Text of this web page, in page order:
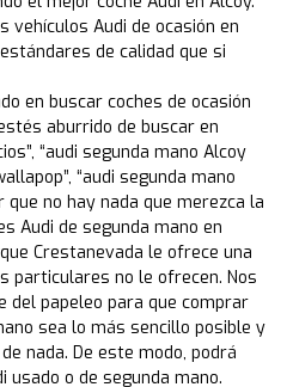
vehículos Audi de ocasión en
de calidad que si
en buscar coches de ocasión
aburrido de buscar en
“audi segunda mano Alcoy
“audi segunda mano
que no hay nada que merezca la
Audi de segunda mano en
Crestanevada le ofrece una
particulares no le ofrecen. Nos
del papeleo para que comprar
sea lo más sencillo posible y
nada. De este modo, podrá
usado o de segunda mano.